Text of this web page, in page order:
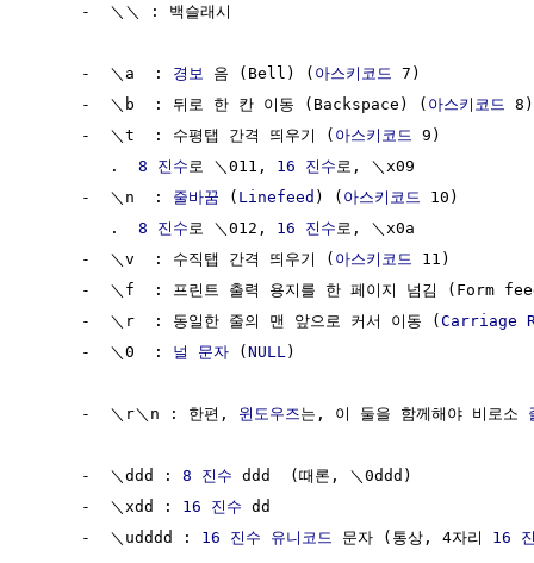
     -  ＼＼ : 백슬래시
     -  ＼a  :
경보 음 (Bell) ( 아스키코드
7)
     -  ＼b  : 뒤로 한 칸 이동 (Backspace) (
아스키코드
8)
     -  ＼t  : 수평탭 간격 띄우기 (
아스키코드
9)
        .
8 진수 로 ＼011, 16 진수 로, ＼x09
     -  ＼n  :
줄바꿈 ( Linefeed ) ( 아스키코드
10)
        .
8 진수 로 ＼012, 16 진수 로, ＼x0a
     -  ＼v  : 수직탭 간격 띄우기 (
아스키코드
11)
-  ＼f  : 프린트 출력 용지를 한 페이지 넘김 (Form
     -  ＼r  : 동일한 줄의 맨 앞으로 커서 이동 (
Carriage
     -  ＼0  :
널 문자 (NULL )
     -  ＼r＼n : 한편,
윈도우즈는, 이 둘을 함께해야 비로소
     -  ＼ddd :
8 진수 ddd  (때론, ＼0ddd)
     -  ＼xdd :
16 진수 dd
     -  ＼udddd :
16 진수 유니코드 문자 (통상, 4자리 16